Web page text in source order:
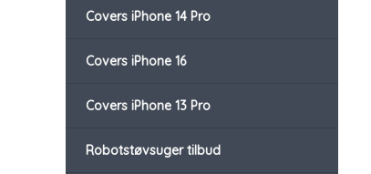
Covers iPhone 14 Pro
Covers iPhone 16
Covers iPhone 13 Pro
Robotstøvsuger tilbud